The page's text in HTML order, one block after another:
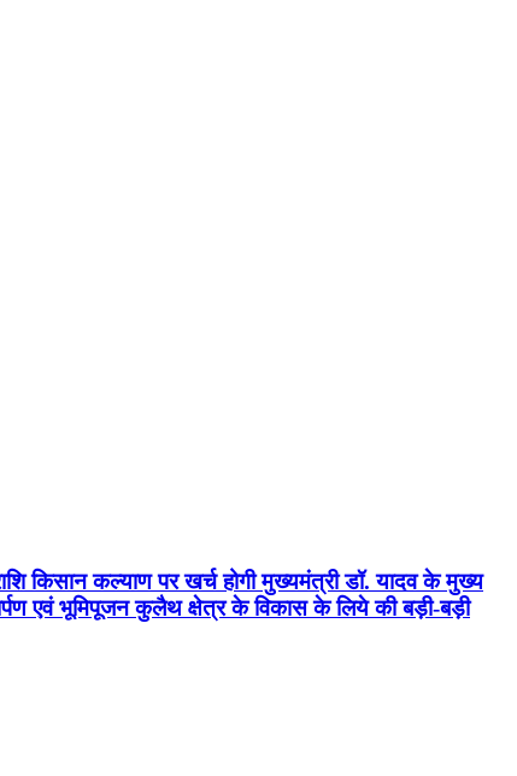
किसान कल्याण पर खर्च होगी मुख्यमंत्री डॉ. यादव के मुख्य
एवं भूमिपूजन कुलैथ क्षेत्र के विकास के लिये की बड़ी-बड़ी